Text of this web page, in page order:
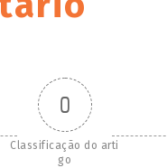
0
Classificação do arti
go